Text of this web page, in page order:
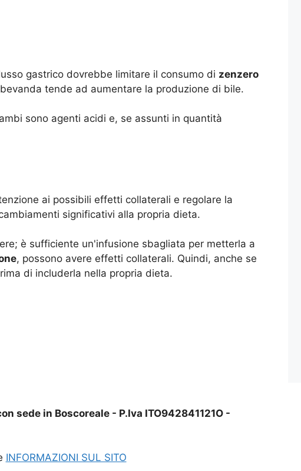
gastrico dovrebbe limitare il consumo di zenzero
tende ad aumentare la produzione di bile.
sono agenti acidi e, se assunti in quantità
ai possibili effetti collaterali e regolare la
significativi alla propria dieta.
è sufficiente un'infusione sbagliata per metterla a
, possono avere effetti collaterali. Quindi, anche se
di includerla nella propria dieta.
sede in Boscoreale - P.Iva ITO942841121O -
INFORMAZIONI SUL SITO